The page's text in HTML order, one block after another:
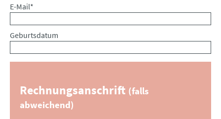
Pflichtfeld
E-Mail*
Geburtsdatum
Rechnungsanschrift (falls
abweichend)